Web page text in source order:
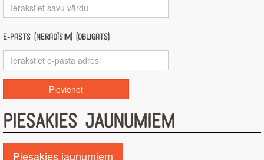
E-pasts (nerādīsim) (obligāts)
PIESAKIES JAUNUMIEM
Piesakies jaunumiem